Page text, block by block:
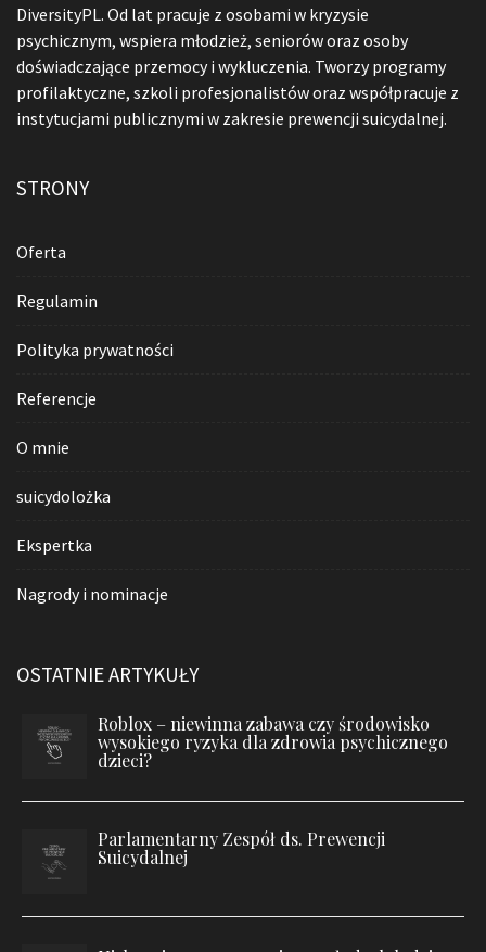
DiversityPL. Od lat pracuje z osobami w kryzysie
psychicznym, wspiera młodzież, seniorów oraz osoby
doświadczające przemocy i wykluczenia. Tworzy programy
profilaktyczne, szkoli profesjonalistów oraz współpracuje z
instytucjami publicznymi w zakresie prewencji suicydalnej.
STRONY
Oferta
Regulamin
Polityka prywatności
Referencje
O mnie
suicydolożka
Ekspertka
Nagrody i nominacje
OSTATNIE ARTYKUŁY
Roblox – niewinna zabawa czy środowisko
wysokiego ryzyka dla zdrowia psychicznego
dzieci?
Parlamentarny Zespół ds. Prewencji
Suicydalnej